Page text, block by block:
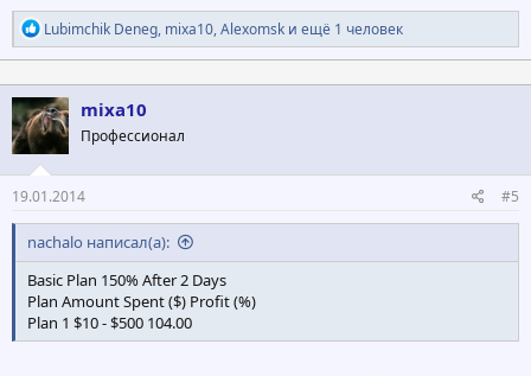
Р
е
а
к
ц
и
и
:
Lubimchik Deneg, mixa10,Alexomsk и ещё 1 человек
mixa10
Профессионал
19.01.2014 #5
nachalo написал(а):
Basic Plan 150% After 2 Days
Plan Amount Spent ($) Profit (%)
Plan 1 $10 - $500 104.00